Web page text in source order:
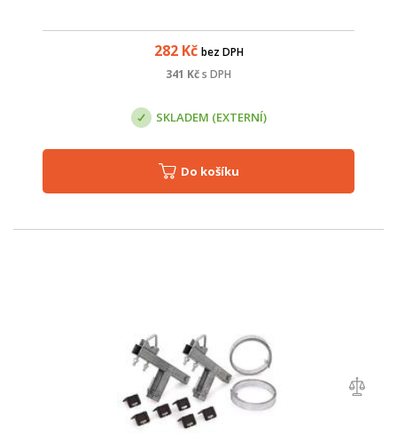
282Kč bez DPH
341 Kčs DPH
SKLADEM (EXTERNÍ)
Do košíku